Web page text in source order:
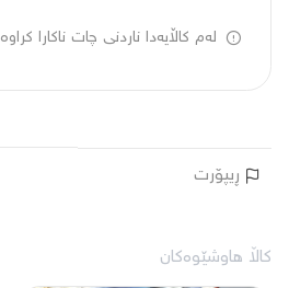
لەم کاڵایەدا ناردنی چات ناکارا کراوە
ڕیپۆرت
کاڵا هاوشێوەکان